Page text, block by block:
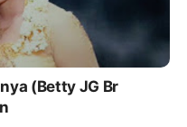
(Betty JG Br